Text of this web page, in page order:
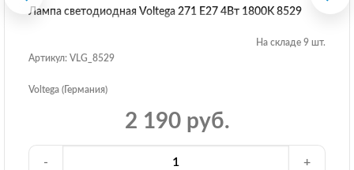
Лампа светодиодная Voltega 271 E27 4Вт 1800K 8529
На складе 9 шт.
Артикул: VLG_8529
Voltega (Германия)
2 190 руб.
- +